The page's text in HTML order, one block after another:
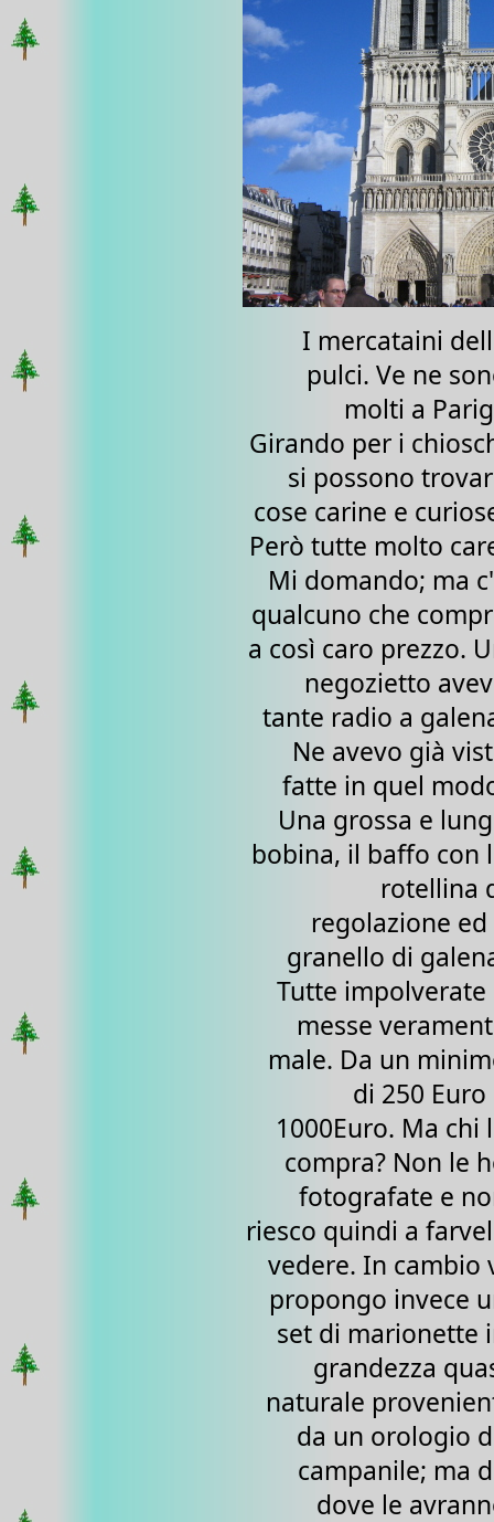
I mercataini
pulci. Ve ne
molti a
Girando per i
si possono
cose carine e
Però tutte molto
Mi domando; ma
qualcuno che
a così caro prezzo.
negozietto
tante radio a
Ne avevo già
fatte in quel
Una grossa e
bobina, il baffo con
rotellina
regolazione
granello di
Tutte impolverate
messe
male. Da un
di 250 Euro
1000Euro. Ma chi
compra? Non le
fotografate e
riesco quindi a
vedere. In cambio
propongo invece
set di marionette
grandezza
naturale
da un orologio
campanile; ma
dove le